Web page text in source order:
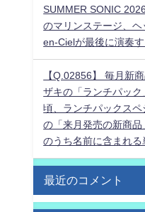
SUMMER SONIC
のマリンステージ、
en-Cielが最後に演奏す
【Q.02856】 毎月新
ザキの「ランチパッ
頃、ランチパックス
の「来月発売の新商
のうち名前に含まれる
最近のコメント